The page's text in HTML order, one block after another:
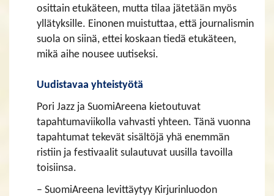
osittain etukäteen, mutta tilaa jätetään myös
yllätyksille. Einonen muistuttaa, että journalismin
suola on siinä, ettei koskaan tiedä etukäteen,
mikä aihe nousee uutiseksi.
​​​​​​​Uudistavaa yhteistyötä
Pori Jazz ja SuomiAreena kietoutuvat
tapahtumaviikolla vahvasti yhteen. Tänä vuonna
tapahtumat tekevät sisältöjä yhä enemmän
ristiin ja festivaalit sulautuvat uusilla tavoilla
toisiinsa.
– SuomiAreena levittäytyy Kirjurinluodon